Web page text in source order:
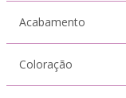
Acabamento
Coloração